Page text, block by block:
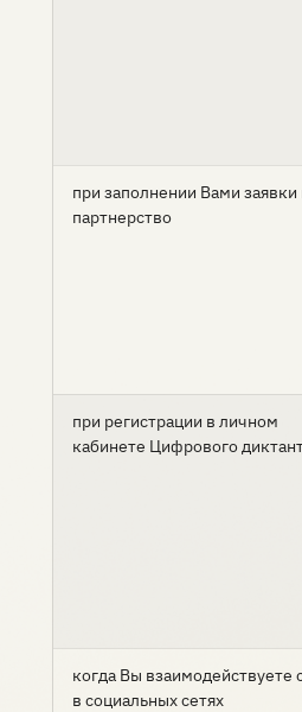
при заполнении Вами заявки
партнерство
при регистрации в личном
кабинете Цифрового
когда Вы взаимодействуете
в социальных сетях